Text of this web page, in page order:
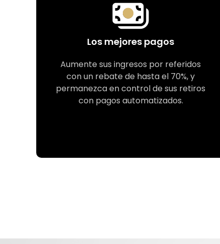
Los mejores pagos
Aumente sus ingresos por referidos
con un rebate de hasta el 70%, y
permanezca en control de sus retiros
con pagos automatizados.